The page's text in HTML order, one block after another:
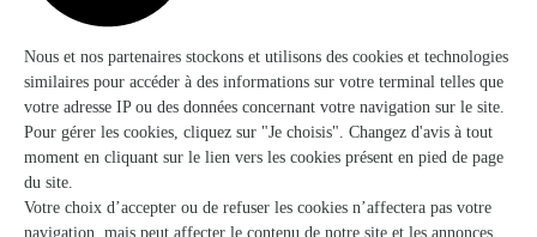
★
Beaucoup de propositions de composition…
Beaucoup de propositions de composition dans la rubrique
des anniversaires !
17/03/2026